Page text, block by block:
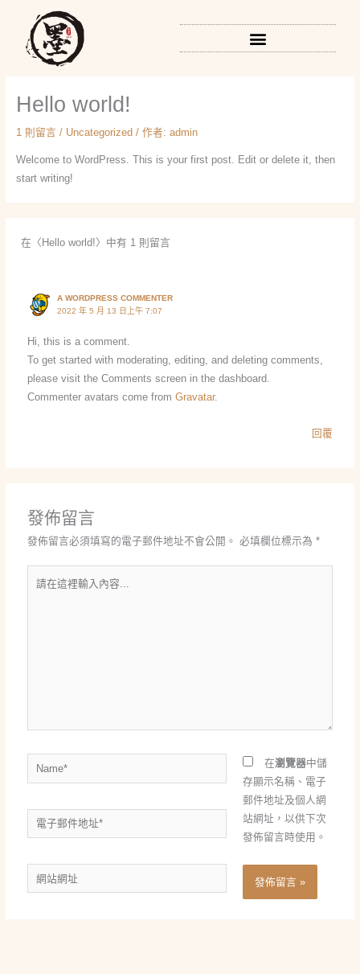
Hello world!
1 則留言 / Uncategorized / 作者: admin
Welcome to WordPress. This is your first post. Edit or delete it, then
start writing!
在〈Hello world!〉中有 1 則留言
A WORDPRESS COMMENTER
2022 年 5 月 13 日上午 7:07
Hi, this is a comment.
To get started with moderating, editing, and deleting comments,
please visit the Comments screen in the dashboard.
Commenter avatars come fromGravatar.
回覆
發佈留言
發佈留言必須填寫的電子郵件地址不會公開。 必填欄位標示為*
在
Name*
電
子
件
地
網
站
在瀏覽器中儲
存顯示名稱、電子
郵件地址及個人網
站網址，以供下次
發佈留言時使用。